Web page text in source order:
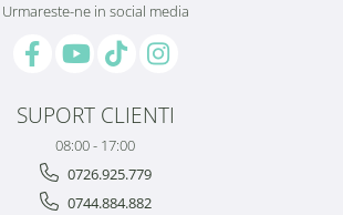
Urmareste-ne in social media
SUPORT CLIENTI
08:00 - 17:00
0726.925.779
0744.884.882